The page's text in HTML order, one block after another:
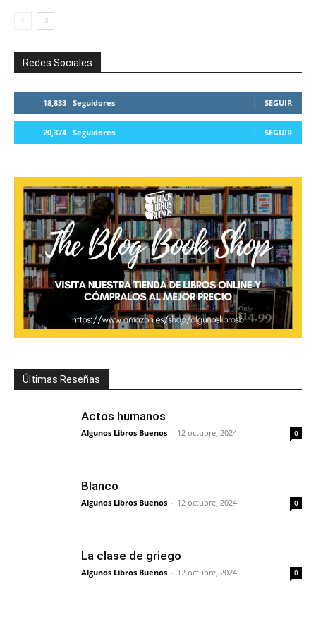
Redes Sociales
18,833 Seguidores SEGUIR
20,374 Seguidores SEGUIR
Últimas Reseñas
Actos humanos
Algunos Libros Buenos - 12 octubre, 2024 0
Blanco
Algunos Libros Buenos - 12 octubre, 2024 0
La clase de griego
Algunos Libros Buenos - 12 octubre, 2024 0